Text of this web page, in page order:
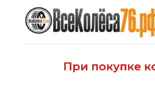
При покупке